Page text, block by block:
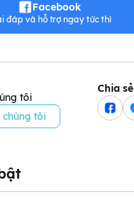
Facebook
đáp và hỗ trợ ngay tức thì
tôi
chúng tôi
Chia sẻ